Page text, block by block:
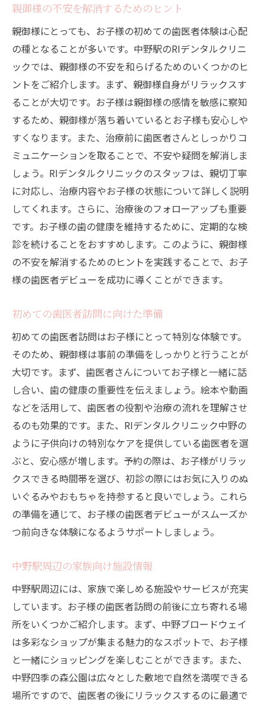
者体験を楽しく
楽しい歯科教育プログラム
お子様が楽しめる待合室の工夫
親子参加型イベントの紹介
治療が終わった後のご褒美
お子様が描く未来の歯医者さん
歯医者への不安を解消中野駅のRIデンタルクリ
ニックでお子様も安心
不安解消のための事前カウンセリング
お子様専用のリラックスツール
親子で参加する安心プログラム
治療後のフォローアップとサポート
中野駅周辺でリラックスできる場所
歯医者へのポジティブなイメージ形成
親御様の不安を解消するためのヒント
親御様にとっても、お子様の初めての歯医者体験は心配
の種となることが多いです。中野駅のRIデンタルクリニ
ックでは、親御様の不安を和らげるためのいくつかのヒ
ントをご紹介します。まず、親御様自身がリラックスす
ることが大切です。お子様は親御様の感情を敏感に察知
するため、親御様が落ち着いているとお子様も安心しや
すくなります。また、治療前に歯医者さんとしっかりコ
ミュニケーションを取ることで、不安や疑問を解消しま
しょう。RIデンタルクリニックのスタッフは、親切丁寧
に対応し、治療内容やお子様の状態について詳しく説明
してくれます。さらに、治療後のフォローアップも重要
です。お子様の歯の健康を維持するために、定期的な検
診を続けることをおすすめします。このように、親御様
の不安を解消するためのヒントを実践することで、お子
様の歯医者デビューを成功に導くことができます。
初めての歯医者訪問に向けた準備
初めての歯医者訪問はお子様にとって特別な体験です。
そのため、親御様は事前の準備をしっかりと行うことが
大切です。まず、歯医者さんについてお子様と一緒に話
し合い、歯の健康の重要性を伝えましょう。絵本や動画
などを活用して、歯医者の役割や治療の流れを理解させ
るのも効果的です。また、RIデンタルクリニック中野の
ように子供向けの特別なケアを提供している歯医者を選
ぶと、安心感が増します。予約の際は、お子様がリラッ
クスできる時間帯を選び、初診の際にはお気に入りのぬ
いぐるみやおもちゃを持参すると良いでしょう。これら
の準備を通じて、お子様の歯医者デビューがスムーズか
つ前向きな体験になるようサポートしましょう。
中野駅周辺の家族向け施設情報
中野駅周辺には、家族で楽しめる施設やサービスが充実
しています。お子様の歯医者訪問の前後に立ち寄れる場
所をいくつかご紹介します。まず、中野ブロードウェイ
は多彩なショップが集まる魅力的なスポットで、お子様
と一緒にショッピングを楽しむことができます。また、
中野四季の森公園は広々とした敷地で自然を満喫できる
場所ですので、歯医者の後にリラックスするのに最適で